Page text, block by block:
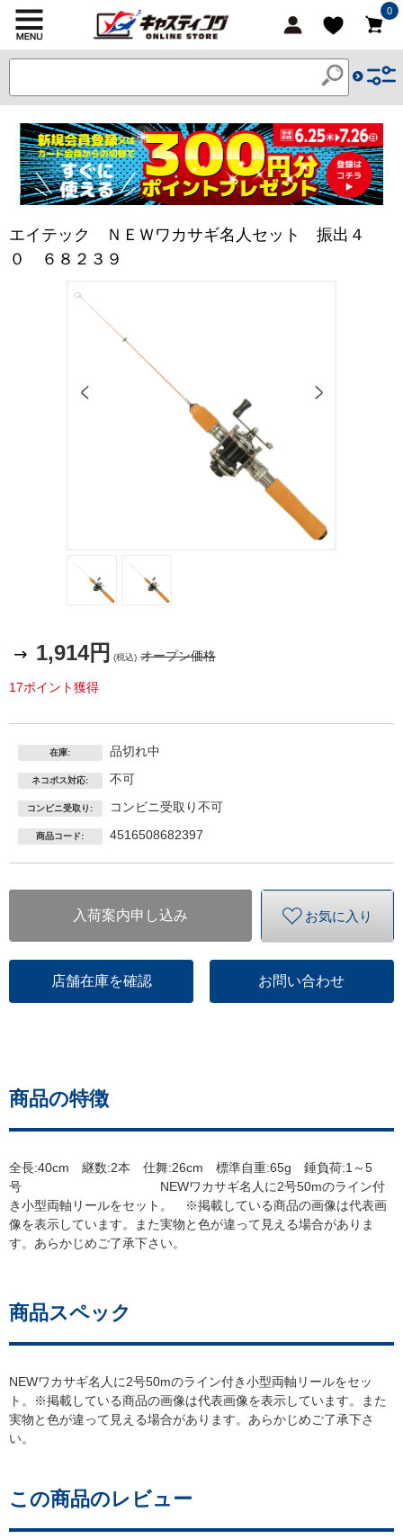
0
エイテック ＮＥＷワカサギ名人セット 振出４
０ ６８２３９
1,914円 (税込) オープン価格
17ポイント獲得
在庫: 品切れ中
ネコポス対応: 不可
コンビニ受取り: コンビニ受取り不可
商品コード: 4516508682397
入荷案内申し込み お気に入り
店舗在庫を確認 お問い合わせ
商品の特徴
全長:40cm 継数:2本 仕舞:26cm 標準自重:65g 錘負荷:1～5
号 NEWワカサギ名人に2号50mのライン付
き小型両軸リールをセット。 ※掲載している商品の画像は代表画
像を表示しています。また実物と色が違って見える場合がありま
す。あらかじめご了承下さい。
商品スペック
NEWワカサギ名人に2号50mのライン付き小型両軸リールをセッ
ト。※掲載している商品の画像は代表画像を表示しています。また
実物と色が違って見える場合があります。あらかじめご了承下さ
い。
この商品のレビュー